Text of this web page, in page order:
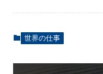
世界の仕事